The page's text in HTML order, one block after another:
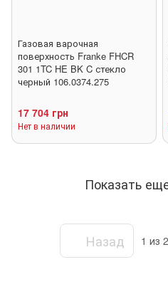
Газовая варочная
поверхность Franke FHCR
301 1TC HE BK C стекло
черный 106.0374.275
17 704 грн
Нет в наличии
Показать
Назад 1 из 2